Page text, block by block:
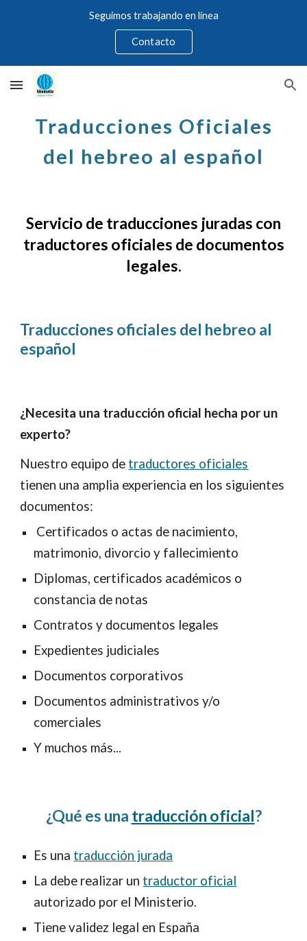
Skip to main content
Seguimos trabajando en línea
Contacto
Traducciones Oficiales
del hebreo al español
Servicio de traducciones juradas con
traductores oficiales de documentos
legales.
Traducciones oficiales del hebreo al
español
¿Necesita una traducción oficial hecha por un
experto?
Nuestro equipo de traductores oficiales
tienen una amplia experiencia en los siguientes
documentos:
Certificados o actas de nacimiento,
matrimonio, divorcio y fallecimiento
Diplomas, certificados académicos o
constancia de notas
Contratos y documentos legales
Expedientes judiciales
Documentos corporativos
Documentos administrativos y/o
comerciales
Y muchos más...
¿Qué es una traducción oficial?
Es una traducción jurada
La debe realizar un traductor oficial
autorizado por el Ministerio.
Tiene validez legal en España